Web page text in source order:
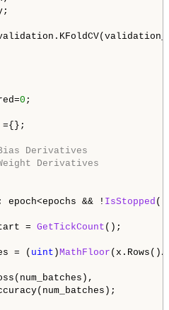
0 ;
={};
Derivatives
Derivatives
epoch<epochs && ! IsStopped
= GetTickCount ();
= ( uint )MathFloor